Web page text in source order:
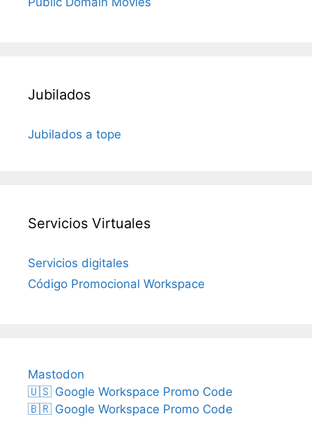
Jubilados
Jubilados a tope
Servicios Virtuales
Servicios digitales
Código Promocional Workspace
Mastodon
🇺🇸 Google Workspace Promo Code
🇧🇷 Google Workspace Promo Code